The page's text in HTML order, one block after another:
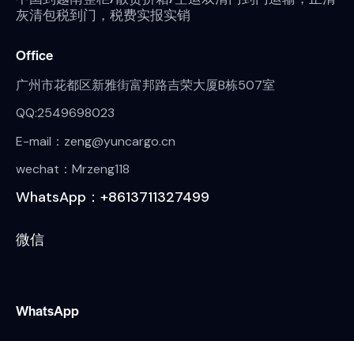
灰清包税到门，税费实报实销
Office
广州市花都区新雅街富邦路吉荣大厦B栋507室
QQ:2549698023
E-mail：zeng@yuncargo.cn
wechat：Mrzeng118
WhatsApp：+8613711327499
微信
WhatsApp